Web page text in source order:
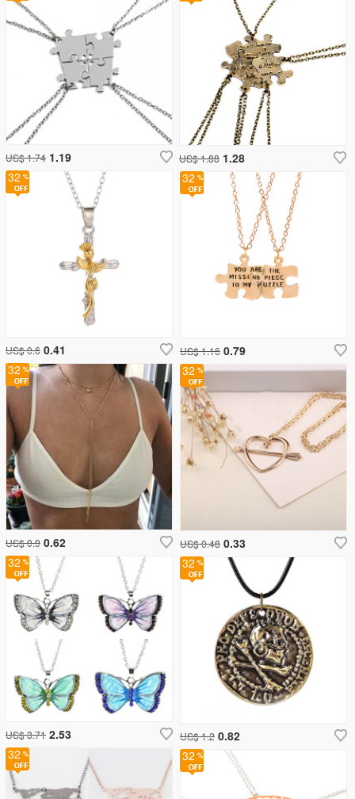
32
US$ 1.16 0.79
US$ 1.88 1.28
32
US$ 0.6 0.41
32
US$ 1.2 0.82
32
US$ 3.71 2.53
US$ 1.74 1.19
32
US$ 0.48 0.33
32
32
US$ 0.9 0.62
32